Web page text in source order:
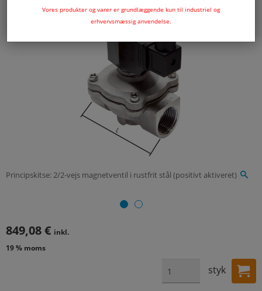
Vores produkter og varer er grundlæggende kun til industriel og
erhvervsmæssig anvendelse.
Principskitse: 2/2-vejs magnetventil i rustfrit stål (positivt aktiveret)
849,08 € inkl.
19 % moms
styk